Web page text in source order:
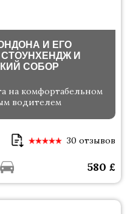
И ЕГО
И
СОБОР
на комфортабельном
водителем
30 отзывов
580 £